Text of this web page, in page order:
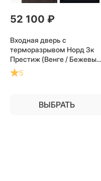
52 100 ₽
Входная дверь с
терморазрывом Норд 3к
Престиж (Венге / Бежевый
матовый) для частного
загородного дома и дачи
5
ВЫБРАТЬ